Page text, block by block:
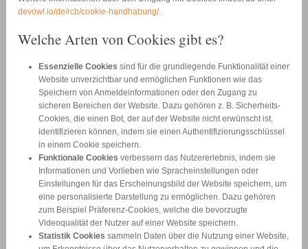
devowl.io/de/rcb/cookie-handhabung/.
Welche Arten von Cookies gibt es?
Essenzielle Cookies sind für die grundlegende Funktionalität einer
Website unverzichtbar und ermöglichen Funktionen wie das
Speichern von Anmeldeinformationen oder den Zugang zu
sicheren Bereichen der Website. Dazu gehören z. B. Sicherheits-
Cookies, die einen Bot, der auf der Website nicht erwünscht ist,
identifizieren können, indem sie einen Authentifizierungsschlüssel
in einem Cookie speichern.
Funktionale Cookies verbessern das Nutzererlebnis, indem sie
Informationen und Vorlieben wie Spracheinstellungen oder
Einstellungen für das Erscheinungsbild der Website speichern, um
eine personalisierte Darstellung zu ermöglichen. Dazu gehören
zum Beispiel Präferenz-Cookies, welche die bevorzugte
Videoqualität der Nutzer auf einer Website speichern.
Statistik Cookies sammeln Daten über die Nutzung einer Website,